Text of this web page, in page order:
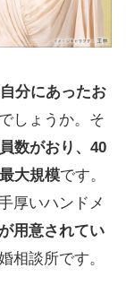
活を成功さ
自分にあったお
しょうか。そ
数がおり、40
大規模です。
厚いハンドメ
用意されてい
相談所です。